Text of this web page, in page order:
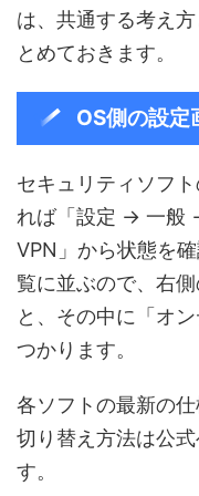
は、共通する考え
とめておきます。
OS側の設定
セキュリティソフ
れば「設定 → 一般
VPN」から状態を
覧に並ぶので、右
と、その中に「オ
つかります。
各ソフトの最新の
切り替え方法は公
す。